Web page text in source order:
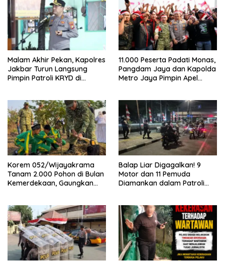
Malam Akhir Pekan, Kapolres
Jakbar Turun Langsung
Pimpin Patroli KRYD di
11.000 Peserta Padati Monas,
Pangdam Jaya dan Kapolda
Metro Jaya Pimpin Apel
Korem 052/Wijayakrama
Tanam 2.000 Pohon di Bulan
Kemerdekaan, Gaungkan
Balap Liar Digagalkan! 9
Motor dan 11 Pemuda
Diamankan dalam Patroli